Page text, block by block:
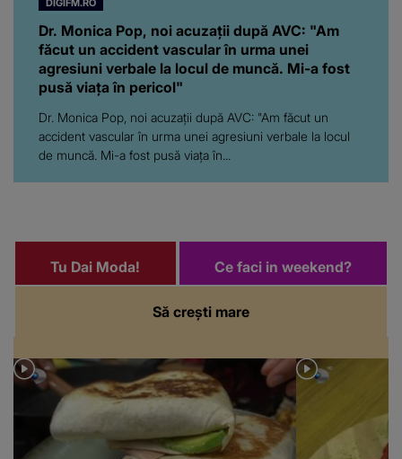
DIGIFM.RO
Dr. Monica Pop, noi acuzații după AVC: "Am
făcut un accident vascular în urma unei
agresiuni verbale la locul de muncă. Mi-a fost
pusă viața în pericol"
Dr. Monica Pop, noi acuzații după AVC: "Am făcut un
accident vascular în urma unei agresiuni verbale la locul
de muncă. Mi-a fost pusă viața în...
Să crești mare
Tu Dai Moda! Ce faci in weekend?